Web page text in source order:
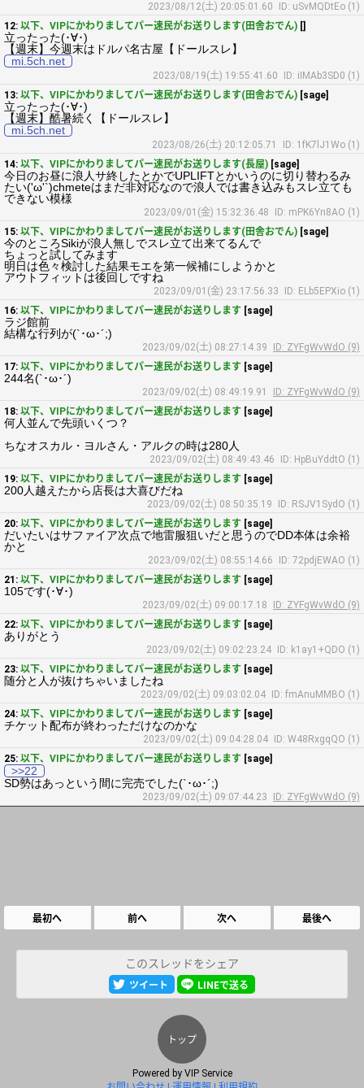
2023/08/12(土) 20:05:01.60
ID: uSvMQDtEo (1)
12: 以下、VIPにかわりましてパー速民がお送りします(田舎おでん) []
立ったった(･∀･)
【週末】今週末はドルパ名古屋【ドールスレ】
mi.5ch.net
2023/08/19(土) 19:55:41.60
ID: iIMAb3SD0 (1)
13: 以下、VIPにかわりましてパー速民がお送りします(田舎おでん) [sage]
立ったった(･∀･)
【週末】酷暑続く【ドールスレ】
mi.5ch.net
2023/08/26(土) 20:12:05.71
ID: 1fK7lJ1Wo (1)
14: 以下、VIPにかわりましてパー速民がお送りします(長屋) [sage]
今日のお昼に浪人サ終したとかでUPLIFTとかいうのに切り替わるみ
たい('ω'`)chmeteはまだ非対応なので浪人では書き込みもスレ立ても
できない模様
2023/09/01(金) 15:32:36.48
ID: mPK6Yn8AO (1)
15: 以下、VIPにかわりましてパー速民がお送りします(田舎おでん) [sage]
今のところSikiが浪人無しでスレ立て出来てるんで
ちょっと試してみます
明日は色々検討した結果モエを第一候補にしようかと
アウトフィットは後回しですね
2023/09/01(金) 23:17:56.33
ID: ELb5EPXio (1)
16: 以下、VIPにかわりましてパー速民がお送りします [sage]
ラジ館前
結構な行列が(`･ω･´;)
2023/09/02(土) 08:27:14.39
ID: ZYFgWvWdO (9)
17: 以下、VIPにかわりましてパー速民がお送りします [sage]
244名(`･ω･´)
2023/09/02(土) 08:49:19.91
ID: ZYFgWvWdO (9)
18: 以下、VIPにかわりましてパー速民がお送りします [sage]
何人並んで先頭いくつ？
ちなオスカル・ヨルさん・アルクの時は280人
2023/09/02(土) 08:49:43.46
ID: HpBuYddtO (1)
19: 以下、VIPにかわりましてパー速民がお送りします [sage]
200人越えたから店長は大喜びだね
2023/09/02(土) 08:50:35.19
ID: RSJV1SydO (1)
20: 以下、VIPにかわりましてパー速民がお送りします [sage]
だいたいはサファイア次点で地雷服狙いだと思うのでDD本体は余裕
かと
2023/09/02(土) 08:55:14.66
ID: 72pdjEWAO (1)
21: 以下、VIPにかわりましてパー速民がお送りします [sage]
105です(･∀･)
2023/09/02(土) 09:00:17.18
ID: ZYFgWvWdO (9)
22: 以下、VIPにかわりましてパー速民がお送りします [sage]
ありがとう
2023/09/02(土) 09:02:23.24
ID: k1ay1+QDO (1)
23: 以下、VIPにかわりましてパー速民がお送りします [sage]
随分と人が抜けちゃいましたね
2023/09/02(土) 09:03:02.04
ID: fmAnuMMBO (1)
24: 以下、VIPにかわりましてパー速民がお送りします [sage]
チケット配布が終わっただけなのかな
2023/09/02(土) 09:04:28.04
ID: W48RxgqQO (1)
25: 以下、VIPにかわりましてパー速民がお送りします [sage]
>>22
SD勢はあっという間に完売でした(`･ω･´;)
2023/09/02(土) 09:07:44.23 ID: ZYFgWvWdO (9)
最初へ 前へ 次へ 最後へ
このスレッドをシェア
ツイート LINEで送る
トップ
Powered by VIP Service